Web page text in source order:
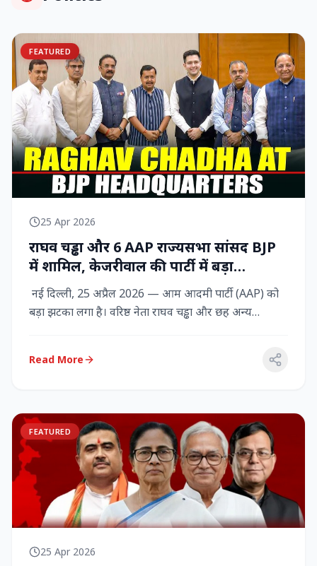
FEATURED
25 Apr 2026
राघव चड्ढा और 6 AAP राज्‍यसभा सांसद BJP
में शामिल, केजरीवाल की पार्टी में बड़ा
राजनीतिक विद्रोह
नई दिल्ली, 25 अप्रैल 2026 — आम आदमी पार्टी (AAP) को
बड़ा झटका लगा है। वरिष्ठ नेता राघव चड्ढा और छह अन्य
Read More
FEATURED
25 Apr 2026